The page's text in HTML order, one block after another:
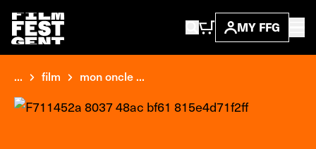
MY FFG
... film mon oncle ...